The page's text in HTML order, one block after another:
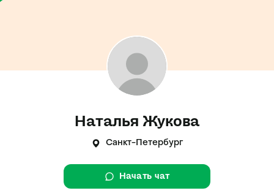
Наталья Жукова
Санкт-Петербург
Начать чат